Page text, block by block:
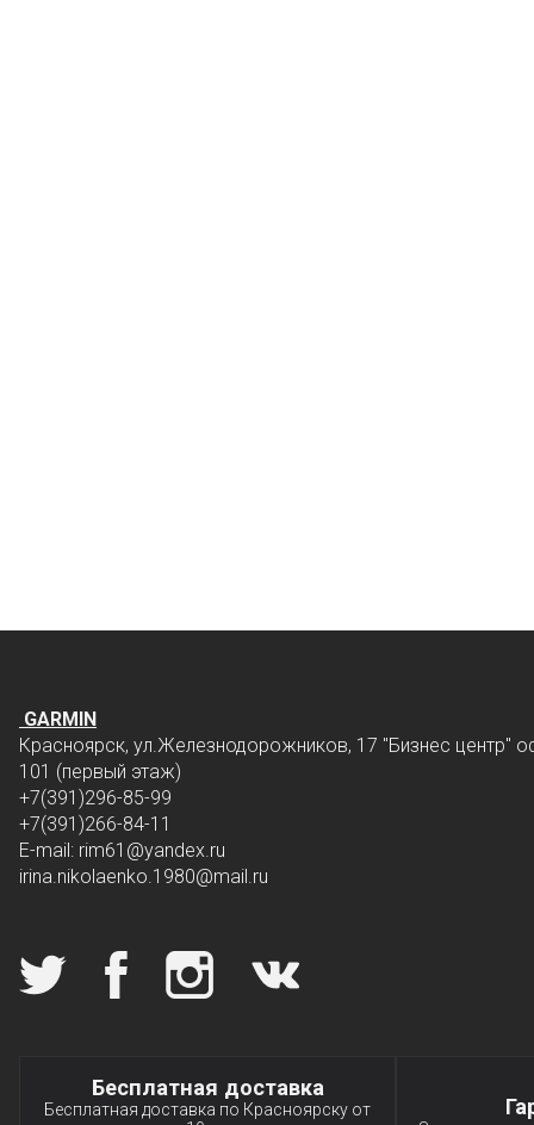
GARMIN
Красноярск, ул.Железнодорожников, 17 "Бизнес центр"
101 (первый этаж)
+7(391)296-85-99
+7(391)266-84-11
E-mail: rim61 @yandex.ru
irina.nikolaenko.1980@mail.ru
Мы в социальных сетях
Специальные условия
Бесплатная доставка
Бесплатная доставка по Красноярску от